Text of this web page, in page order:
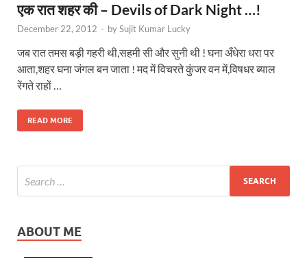
एक रात शहर की – Devils of Dark Night …!
December 22, 2012 - bySujit Kumar Lucky
जब रात तमस बड़ी गहरी थी,सहमी सी और सुनी थी ! घना अँधेरा धरा पर
आता,शहर घना जंगल बन जाता ! मद में विचरते कुंजर वन में,विषधर ब्याल
रेंगते राहों …
READ MORE
ABOUT ME